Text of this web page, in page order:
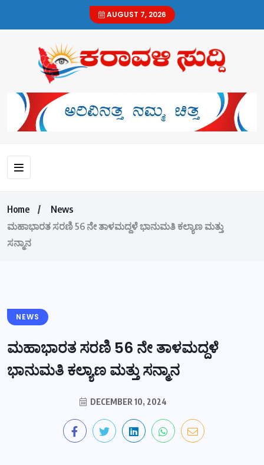
AUGUST 7, 2026
Home
News
ಮಹಾಭಾರತ ಸರಣಿ 56 ನೇ ತಾಳಮದ್ದಳೆ ಭಾನುಮತಿ ಕಲ್ಯಾಣ ಮತ್ತು
ಸನ್ಮಾನ
NEWS
ಮಹಾಭಾರತ ಸರಣಿ 56 ನೇ ತಾಳಮದ್ದಳೆ
ಭಾನುಮತಿ ಕಲ್ಯಾಣ ಮತ್ತು ಸನ್ಮಾನ
DECEMBER 10, 2024